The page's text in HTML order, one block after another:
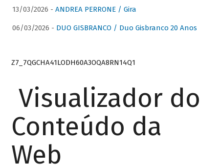
13/03/2026 - ANDREA PERRONE / Gira
06/03/2026 - DUO GISBRANCO / Duo Gisbranco 20 Anos
Z7_7QGCHA41LODH60A3OQA8RN14Q1
Visualizador do
Conteúdo da
Web